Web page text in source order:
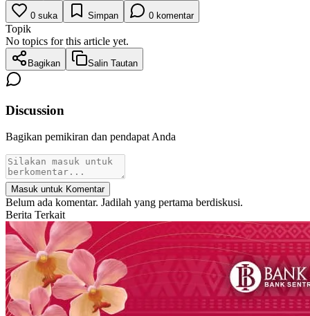
0 suka Simpan 0 komentar
Topik
No topics for this article yet.
Bagikan Salin Tautan
Discussion
Bagikan pemikiran dan pendapat Anda
Masuk untuk Komentar
Belum ada komentar. Jadilah yang pertama berdiskusi.
Berita Terkait